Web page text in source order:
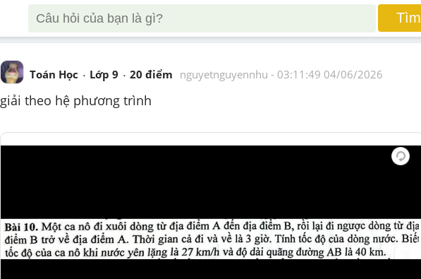
Tìm
Toán Học Lớp 9 20 điểm nguyetnguyennhu - 03:11:49 04/06/2026
giải theo hệ phương trình